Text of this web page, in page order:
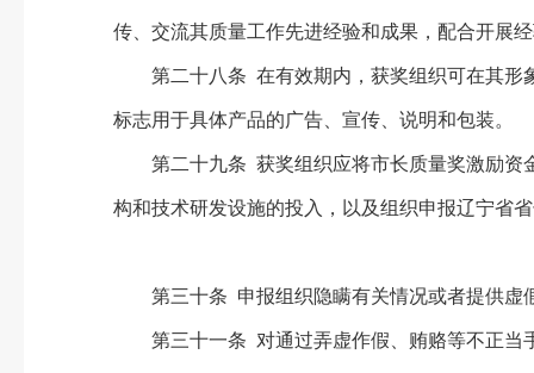
传、交流其质量工作先进经验和成果，配合开展
第二十八条 在有效期内，获奖组织可在其形
标志用于具体产品的广告、宣传、说明和包装。
第二十九条 获奖组织应将市长质量奖激励资
构和技术研发设施的投入，以及组织申报辽宁省
第三十条 申报组织隐瞒有关情况或者提供虚
第三十一条 对通过弄虚作假、贿赂等不正当